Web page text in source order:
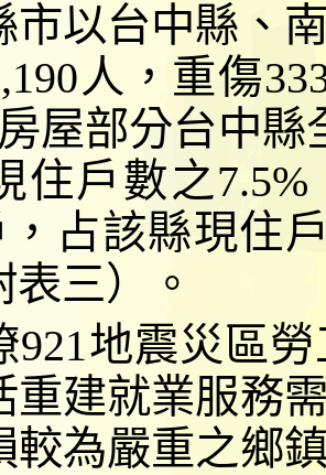
市以台中縣、
人，重傷
屋部分台中縣
住戶 數之7.5%
，占該縣現住
表三）。
921地震災區
重建就業服務
較為嚴重之鄉